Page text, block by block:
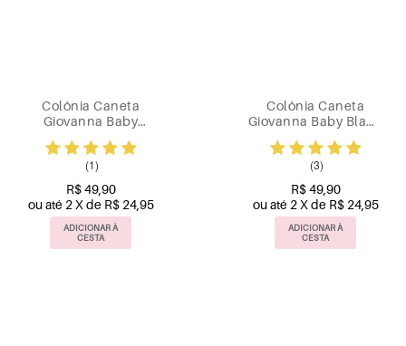
Colônia Caneta
Giovanna Baby
(1)
R$ 49,90
ou até 2 X de R$ 24,95
ADICIONAR À
CESTA
Colônia Caneta
Giovanna Baby Blanc
(3)
R$ 49,90
ou até 2 X de R$ 24,95
ADICIONAR À
CESTA